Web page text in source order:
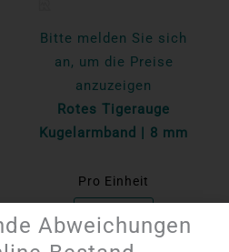
Bitte melden Sie sich
an, um die Preise
anzuzeigen
Rotes Tigerauge
Kugelarmband | 8 mm
Pro Einheit
Abweichungen